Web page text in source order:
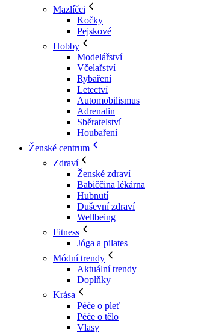
Mazlíčci
Kočky
Pejskové
Hobby
Modelářství
Včelařství
Rybaření
Letectví
Automobilismus
Adrenalin
Sběratelství
Houbaření
Ženské centrum
Zdraví
Ženské zdraví
Babiččina lékárna
Hubnutí
Duševní zdraví
Wellbeing
Fitness
Jóga a pilates
Módní trendy
Aktuální trendy
Doplňky
Krása
Péče o pleť
Péče o tělo
Vlasy